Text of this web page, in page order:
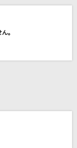
ン)